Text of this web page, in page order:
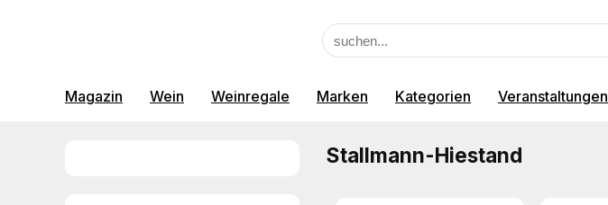
Magazin Wein Weinregale Marken Kategorien Veranstaltungen
Stallmann-Hiestand